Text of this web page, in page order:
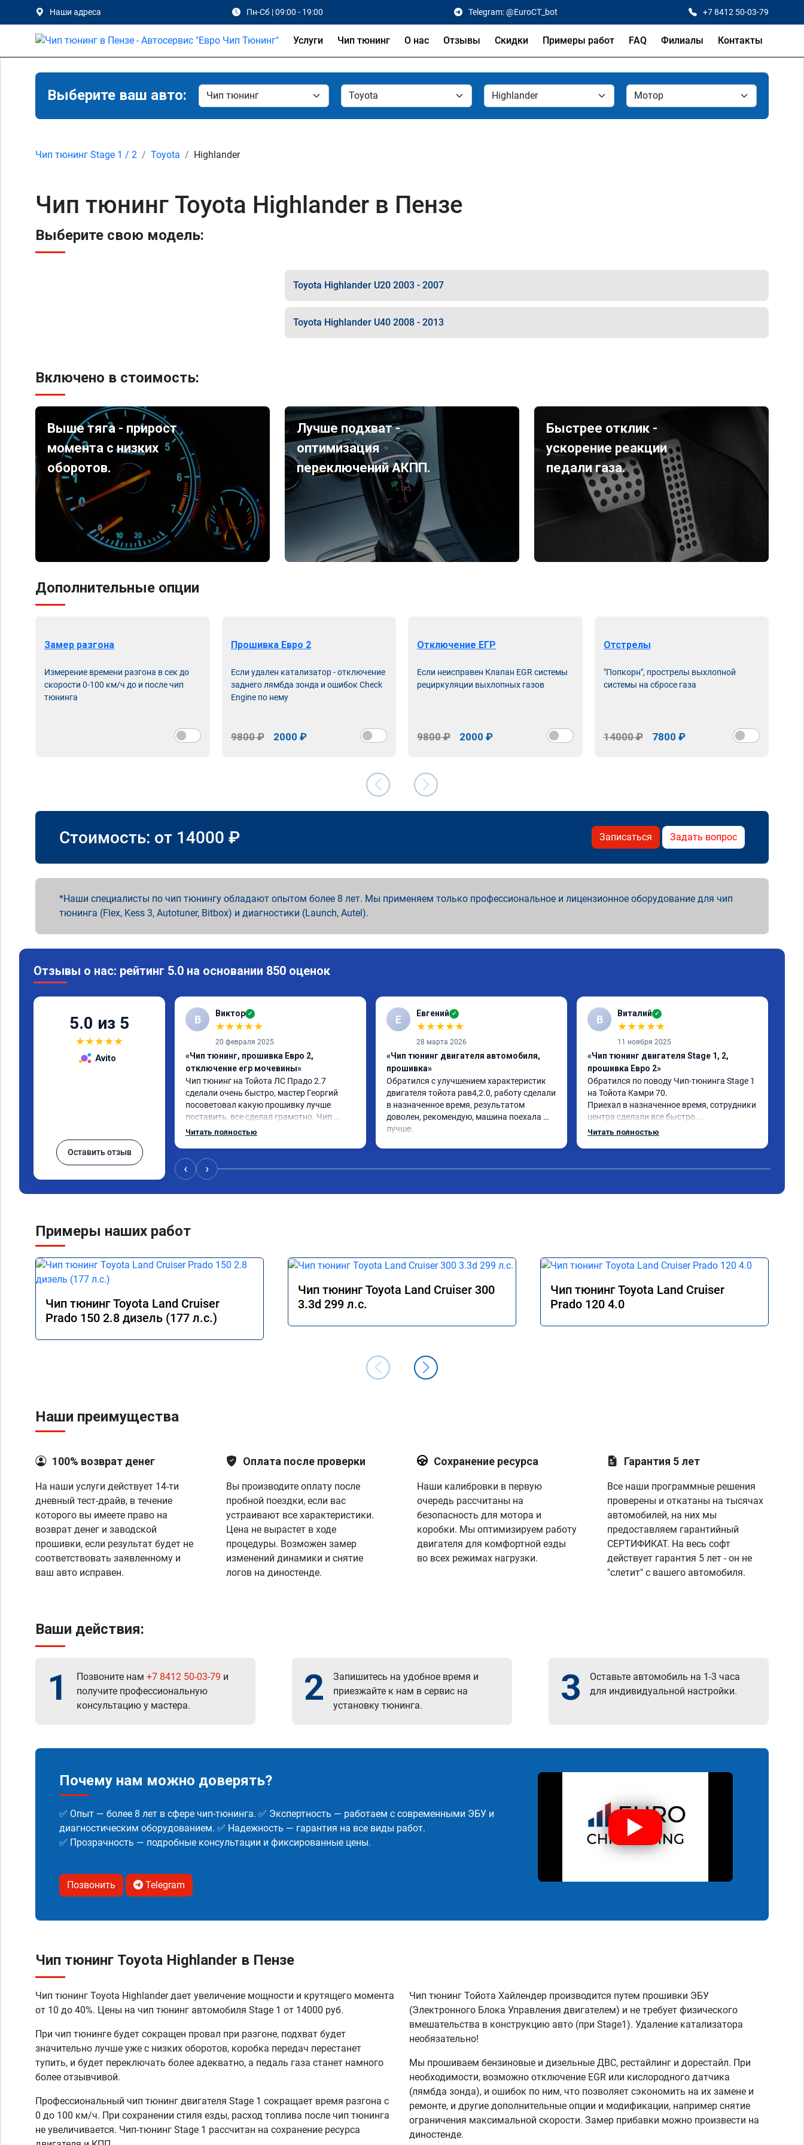
Наши адреса Пн-Сб | 09:00 - 19:00 Telegram: @EuroCT_bot +7 8412 50-03-79
Услуги Чип тюнинг О нас Отзывы Скидки Примеры работ FAQ Филиалы Контакты
Выберите ваш авто:
Чип тюнинг Stage 1 / 2 Toyota Highlander
Чип тюнинг Toyota Highlander в Пензе
Выберите свою модель:
Toyota Highlander U20 2003 - 2007
Toyota Highlander U40 2008 - 2013
Включено в стоимость:
Выше тяга - прирост
момента с низких
оборотов.
Лучше подхват -
оптимизация
переключений АКПП.
Быстрее отклик -
ускорение реакции
педали газа.
Дополнительные опции
Замер разгона
Измерение времени разгона в сек до
скорости 0-100 км/ч до и после чип
тюнинга
Прошивка Евро 2
Если удален катализатор - отключение
заднего лямбда зонда и ошибок Check
Engine по нему
9800 ₽ 2000 ₽
Отключение ЕГР
Если неисправен Клапан EGR системы
рециркуляции выхлопных газов
9800 ₽ 2000 ₽
Отстрелы
"Попкорн", прострелы выхлопной
системы на сбросе газа
14000 ₽ 7800 ₽
Стоимость: от 14000 ₽ Записаться Задать вопрос
Наши специалисты по чип тюнингу обладают опытом более 8 лет. Мы применяем только профессиональное и лицензионное оборудование для чип
тюнинга (Flex, Kess 3, Autotuner, Bitbox) и диагностики (Launch, Autel).
Отзывы о нас: рейтинг 5.0 на основании 850 оценок
5.0 из 5
★★★★★
Avito
Оставить отзыв
В Виктор ✓
★★★★★
20 февраля 2025
«Чип тюнинг, прошивка Евро 2,
отключение егр мочевины»
Чип тюнинг на Тойота ЛС Прадо 2.7
сделали очень быстро, мастер Георгий
посоветовал какую прошивку лучше
поставить, все сделал грамотно. Чип
тюнингом очень доволен, машина ожила
коробка даже стала работать лучше,
пропали провалы. Расход топлива
Читать полностью
Е Евгений ✓
★★★★★
28 марта 2026
«Чип тюнинг двигателя автомобиля,
прошивка»
Обратился с улучшением характеристик
двигателя тойота рав4,2.0, работу сделали
в назначенное время, результатом
доволен, рекомендую, машина поехала
лучше.
В Виталий ✓
★★★★★
11 ноября 2025
«Чип тюнинг двигателя Stage 1, 2,
прошивка Евро 2»
Обратился по поводу Чип-тюнинга Stage 1
на Тойота Камри 70.
Приехал в назначенное время, сотрудники
центра сделали все быстро.
Авто тестирую, пока всë устраивает.
Читать полностью
‹ ›
Примеры наших работ
Чип тюнинг Toyota Land Cruiser
Prado 150 2.8 дизель (177 л.с.)
Чип тюнинг Toyota Land Cruiser 300
3.3d 299 л.с.
Чип тюнинг Toyota Land Cruiser
Prado 120 4.0
Наши преимущества
100% возврат денег
На наши услуги действует 14-ти
дневный тест-драйв, в течение
которого вы имеете право на
возврат денег и заводской
прошивки, если результат будет не
соответствовать заявленному и
ваш авто исправен.
Оплата после проверки
Вы производите оплату после
пробной поездки, если вас
устраивают все характеристики.
Цена не вырастет в ходе
процедуры. Возможен замер
изменений динамики и снятие
логов на диностенде.
Сохранение ресурса
Наши калибровки в первую
очередь рассчитаны на
безопасность для мотора и
коробки. Мы оптимизируем работу
двигателя для комфортной езды
во всех режимах нагрузки.
Гарантия 5 лет
Все наши программные решения
проверены и откатаны на тысячах
автомобилей, на них мы
предоставляем гарантийный
СЕРТИФИКАТ. На весь софт
действует гарантия 5 лет - он не
"слетит" с вашего автомобиля.
Ваши действия:
1 Позвоните нам +7 8412 50-03-79 и
получите профессиональную
консультацию у мастера.
2
Запишитесь на удобное время и
приезжайте к нам в сервис на
установку тюнинга.
3
Оставьте автомобиль на 1-3 часа
для индивидуальной настройки.
Почему нам можно доверять?
✅ Опыт — более 8 лет в сфере чип-тюнинга. ✅ Экспертность — работаем с современными ЭБУ и
диагностическим оборудованием. ✅ Надежность — гарантия на все виды работ.
✅ Прозрачность — подробные консультации и фиксированные цены.
Позвонить Telegram
Чип тюнинг Toyota Highlander в Пензе
Чип тюнинг Toyota Highlander дает увеличение мощности и крутящего момента
от 10 до 40%. Цены на чип тюнинг автомобиля Stage 1 от 14000 руб.
При чип тюнинге будет сокращен провал при разгоне, подхват будет
значительно лучше уже с низких оборотов, коробка передач перестанет
тупить, и будет переключать более адекватно, а педаль газа станет намного
более отзывчивой.
Профессиональный чип тюнинг двигателя Stage 1 сокращает время разгона с
0 до 100 км/ч. При сохранении стиля езды, расход топлива после чип тюнинга
не увеличивается. Чип-тюнинг Stage 1 рассчитан на сохранение ресурса
Чип тюнинг Тойота Хайлендер производится путем прошивки ЭБУ
(Электронного Блока Управления двигателем) и не требует физического
вмешательства в конструкцию авто (при Stage1). Удаление катализатора
необязательно!
Мы прошиваем бензиновые и дизельные ДВС, рестайлинг и дорестайл. При
необходимости, возможно отключение EGR или кислородного датчика
(лямбда зонда), и ошибок по ним, что позволяет сэкономить на их замене и
ремонте, и другие дополнительные опции и модификации, например снятие
ограничения максимальной скорости. Замер прибавки можно произвести на
диностенде.